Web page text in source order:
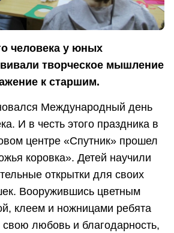
человека у юных
творческое мышление
к старшим.
Международный день
И в честь этого праздника в
центре «Спутник» прошел
коровка». Детей научили
открытки для своих
Вооружившись цветным
клеем и ножницами ребята
свою любовь и благодарность,